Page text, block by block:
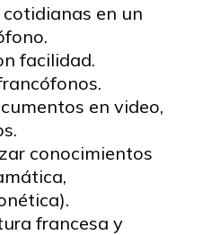
en un
facilidad.
en video,
conocimientos
francesa y